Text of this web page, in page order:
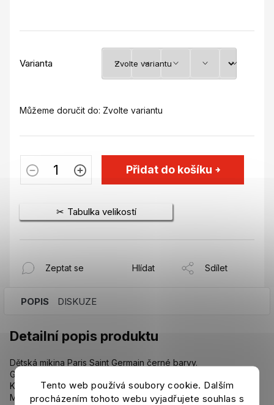
Tento web používá soubory cookie. Dalším
procházením tohoto webu vyjadřujete souhlas s
Varianta
Můžeme doručit do: Zvolte variantu
Přidat do košíku
Tabulka velikostí
Zeptat se Hlídat Sdílet
POPIS DISKUZE
Detailní popis produktu
Dětská mikina Paris Saint Germain černé barvy.
Grafika na přední straně.
Kontrastní pruhy na rukávech.
Materiál: 100% bavlna.